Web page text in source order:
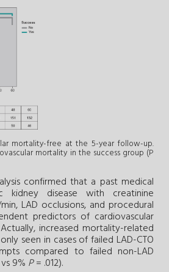
mortality-free at the 5-year follow-up.
mortality in the success group (P
confirmed that a past medical
kidney disease with creatinine
LAD occlusions, and procedural
predictors of cardiovascular
increased mortality-related
seen in cases of failed LAD-CTO
compared to failed non-LAD
9% P= .012).